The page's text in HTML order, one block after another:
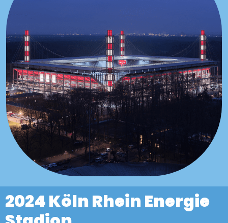
2024 KölnRhein Energie